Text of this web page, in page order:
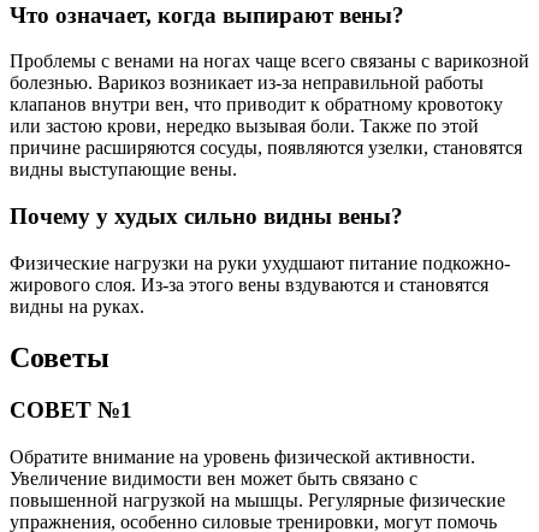
Что означает, когда выпирают вены?
Проблемы с венами на ногах чаще всего связаны с варикозной
болезнью. Варикоз возникает из-за неправильной работы
клапанов внутри вен, что приводит к обратному кровотоку
или застою крови, нередко вызывая боли. Также по этой
причине расширяются сосуды, появляются узелки, становятся
видны выступающие вены.
Почему у худых сильно видны вены?
Физические нагрузки на руки ухудшают питание подкожно-
жирового слоя. Из-за этого вены вздуваются и становятся
видны на руках.
Советы
СОВЕТ №1
Обратите внимание на уровень физической активности.
Увеличение видимости вен может быть связано с
повышенной нагрузкой на мышцы. Регулярные физические
упражнения, особенно силовые тренировки, могут помочь